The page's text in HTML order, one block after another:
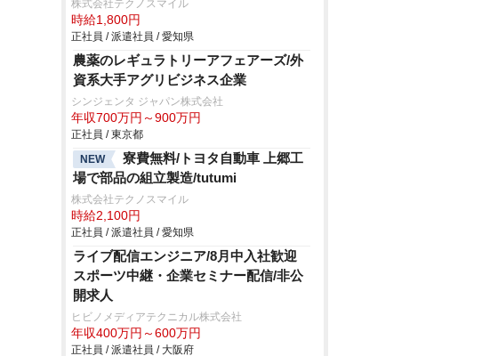
株式会社テクノスマイル
時給1,800円
正社員 / 派遣社員 / 愛知県
農薬のレギュラトリーアフェアーズ/外
資系大手アグリビジネス企業
シンジェンタ ジャパン株式会社
年収700万円～900万円
正社員 / 東京都
NEW
寮費無料/トヨタ自動車 上郷工
場で部品の組立製造/tutumi
株式会社テクノスマイル
時給2,100円
正社員 / 派遣社員 / 愛知県
ライブ配信エンジニア/8月中入社歓迎
スポーツ中継・企業セミナー配信/非公
開求人
ヒビノメディアテクニカル株式会社
年収400万円～600万円
正社員 / 派遣社員 / 大阪府